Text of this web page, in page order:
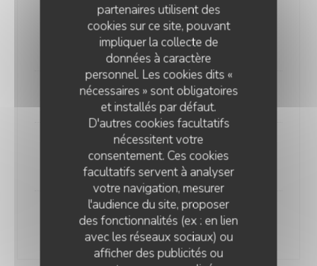
partenaires utilisent des
cookies sur ce site, pouvant
impliquer la collecte de
données à caractère
personnel. Les cookies dits «
nécessaires » sont obligatoires
et installés par défaut.
D'autres cookies facultatifs
nécessitent votre
consentement. Ces cookies
facultatifs servent à analyser
votre navigation, mesurer
l'audience du site, proposer
des fonctionnalités (ex : en lien
avec les réseaux sociaux) ou
afficher des publicités ou
Hot-dog de pain Brioché, choux, carottes, gambas
panées au panko, mayo curry vert et satay frites aux
épices du chef
-
Melon
En soupe, billes aux épices et citron jaune
Pèche
Juste passée au sirop infusé au romarin, chantilly